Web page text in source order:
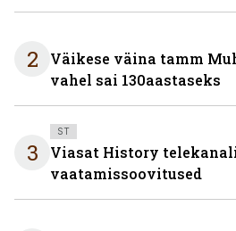
2
Väikese väina tamm
vahel sai 130aastaseks
3
ST
Viasat History
vaatamissoovitused